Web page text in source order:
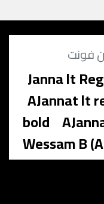
Janna lt
AJannat lt
bold
Wessam B